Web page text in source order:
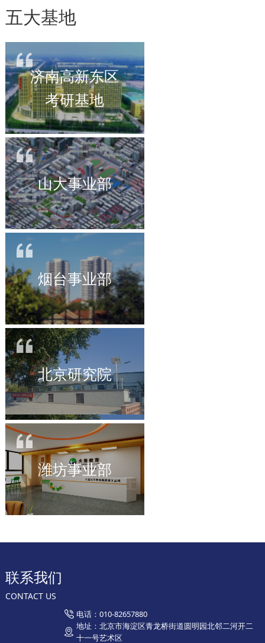
五大基地
济南高新东区
考研基地
山大事业部
烟台事业部
北京研究院
潍坊事业部
联系我们
CONTACT US
电话：010-82657880
地址：北京市海淀区青龙桥街道圆明园北邻二河开二
十一号艺术区